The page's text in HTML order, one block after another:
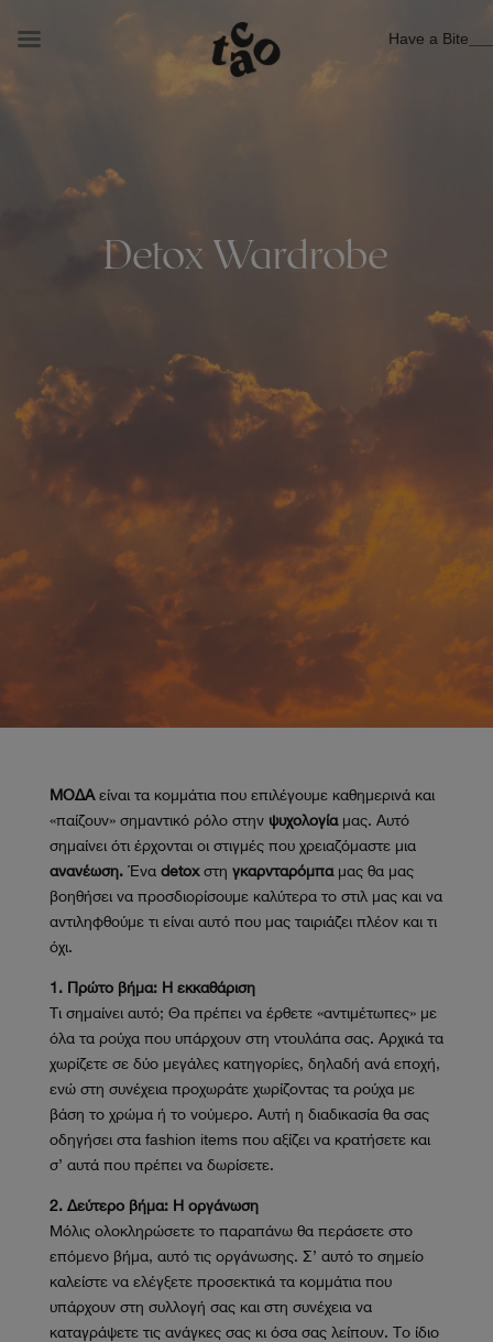
Detox Wardrobe
ΜΟΔΑείναι τα κομμάτια που επιλέγουμε καθημερινά και
«παίζουν» σημαντικό ρόλο στην ψυχολογίαμας. Αυτό
σημαίνει ότι έρχονται οι στιγμές που χρειαζόμαστε μια
ανανέωση.Ένα detoxστη γκαρνταρόμπαμας θα μας
βοηθήσει να προσδιορίσουμε καλύτερα το στιλ μας και να
αντιληφθούμε τι είναι αυτό που μας ταιριάζει πλέον και τι
όχι.
1. Πρώτο βήμα: Η εκκαθάριση
Τι σημαίνει αυτό; Θα πρέπει να έρθετε «αντιμέτωπες» με
όλα τα ρούχα που υπάρχουν στη ντουλάπα σας. Αρχικά τα
χωρίζετε σε δύο μεγάλες κατηγορίες, δηλαδή ανά εποχή,
ενώ στη συνέχεια προχωράτε χωρίζοντας τα ρούχα με
βάση το χρώμα ή το νούμερο. Αυτή η διαδικασία θα σας
οδηγήσει στα fashion items που αξίζει να κρατήσετε και
σ’ αυτά που πρέπει να δωρίσετε.
2. Δεύτερο βήμα: Η οργάνωση
Μόλις ολοκληρώσετε το παραπάνω θα περάσετε στο
επόμενο βήμα, αυτό τις οργάνωσης. Σ’ αυτό το σημείο
καλείστε να ελέγξετε προσεκτικά τα κομμάτια που
υπάρχουν στη συλλογή σας και στη συνέχεια να
καταγράψετε τις ανάγκες σας κι όσα σας λείπουν. Το ίδιο
Have a Bite